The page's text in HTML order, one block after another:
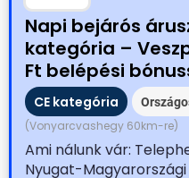
Napi bejárós
kategória –
Ft belépési
CE kategória
(Vonyarcvashegy 60km-re)
Ami nálunk vár:
Nyugat-